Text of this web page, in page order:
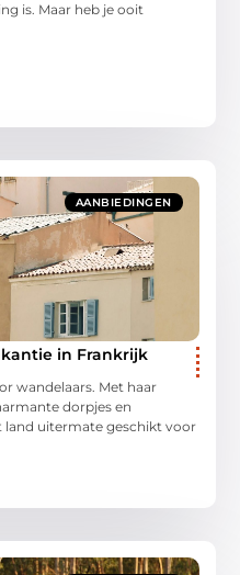
is. Maar heb je ooit
AANBIEDINGEN
in Frankrijk
wandelaars. Met haar
dorpjes en
land uitermate geschikt voor